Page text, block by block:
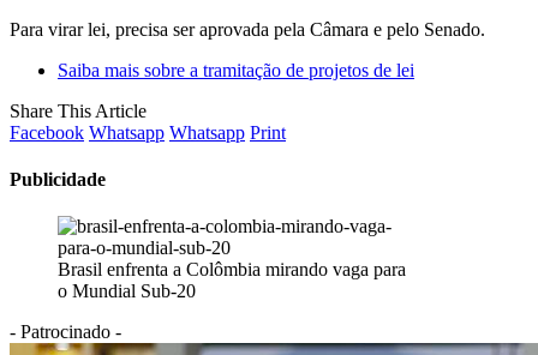
Para virar lei, precisa ser aprovada pela Câmara e pelo Senado.
Saiba mais sobre a tramitação de projetos de lei
Share This Article
Facebook Whatsapp Whatsapp Print
Publicidade
Brasil enfrenta a Colômbia mirando vaga para
o Mundial Sub-20
- Patrocinado -